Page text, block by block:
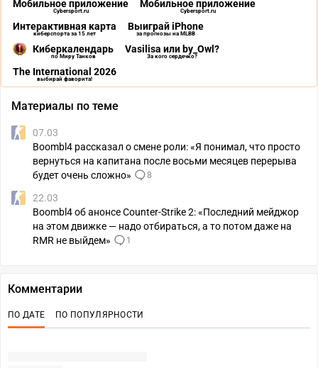
Мобильное приложение
Cybersport.ru
Мобильное приложение
Cybersport.ru
Интерактивная карта
киберспорта за 15 лет
Выиграй iPhone
за прогнозы на MLBB
Киберкалендарь
по Миру Танков
Vasilisa или by_Owl?
За кого сердечко?
The International 2026
выбирай фаворита!
Материалы по теме
07.03
Boombl4 рассказал о смене роли: «Я понимал, что просто
вернуться на капитана после восьми месяцев перерыва
будет очень сложно»
8
22.03
Boombl4 об анонсе Counter-Strike 2: «Последний мейджор
на этом движке — надо отбираться, а то потом даже на
RMR не выйдем»
1
Комментарии
ПО ДАТЕ ПО ПОПУЛЯРНОСТИ